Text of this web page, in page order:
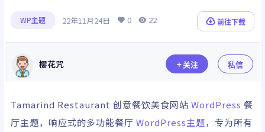
WP主题 22年11月24日 0 22 前往下载
樱花咒 关注 私信
Tamarind Restaurant 创意餐饮美食网站 WordPress 餐
厅主题，响应式的多功能餐厅 WordPress主题，专为所有